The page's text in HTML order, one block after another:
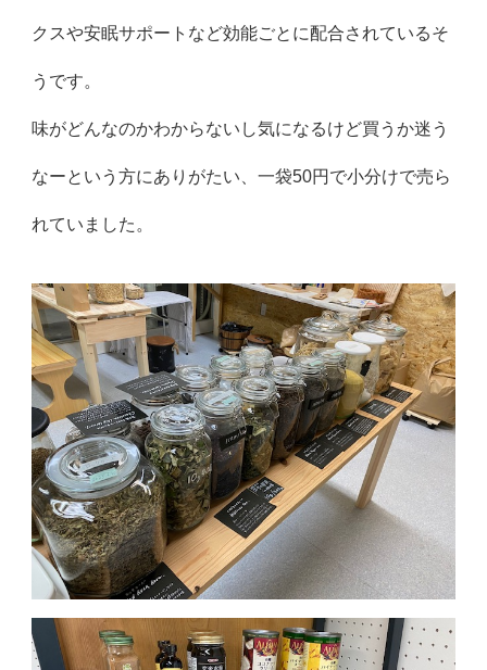
クスや安眠サポートなど効能ごとに配合されているそ
うです。
味がどんなのかわからないし気になるけど買うか迷う
なーという方にありがたい、一袋50円で小分けで売ら
れていました。